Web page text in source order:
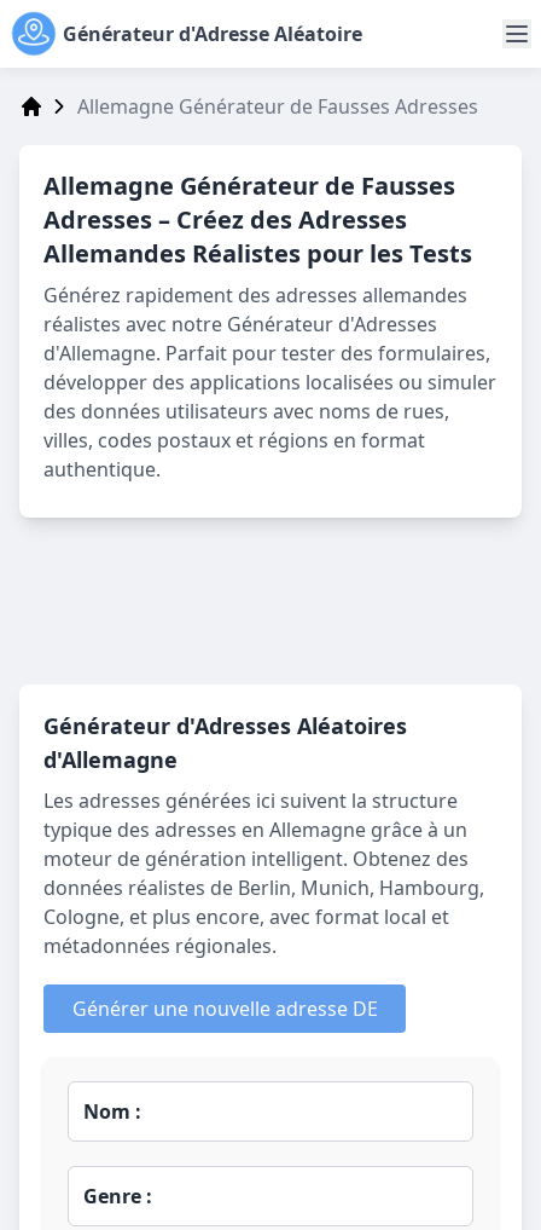
Générateur d'Adresse Aléatoire
Allemagne Générateur de Fausses Adresses
Allemagne Générateur de Fausses
Adresses– Créez des Adresses
Allemandes Réalistes pour les Tests
Générez rapidement des adresses allemandes
réalistes avec notre Générateur d'Adresses
d'Allemagne. Parfait pour tester des formulaires,
développer des applications localisées ou simuler
des données utilisateurs avec noms de rues,
villes, codes postaux et régions en format
authentique.
Générateur d'Adresses Aléatoires
d'Allemagne
Les adresses générées ici suivent la structure
typique des adresses en Allemagne grâce à un
moteur de génération intelligent. Obtenez des
données réalistes de Berlin, Munich, Hambourg,
Cologne, et plus encore, avec format local et
métadonnées régionales.
Générer une nouvelle adresse DE
Nom :
Genre :